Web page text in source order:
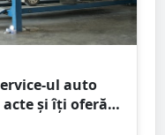
ul auto
acte și îți oferă